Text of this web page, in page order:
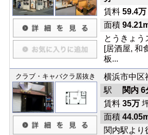
賃料 59.4万
面積
とうきょう
[居酒屋, 和
板...
クラブ・キャバクラ居抜き
横浜市中区
駅
関内 6
賃料 35万
面積
関内駅より